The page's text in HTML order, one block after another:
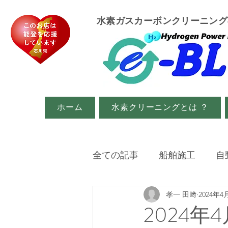
水素ガスカーボンクリーニン
ホーム 水素クリーニングとは ？
全ての記事 船舶施工 自
イベント・メディア関係
2024年4
孝一 田﨑 2024年4